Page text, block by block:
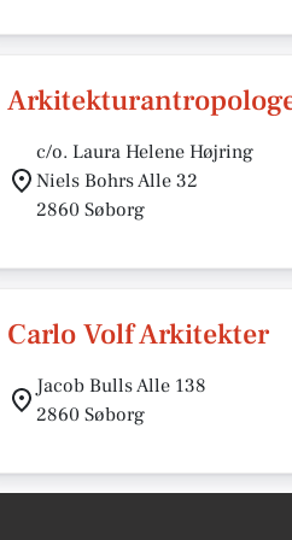
c/o. Laura Helene Højring
Niels Bohrs Alle 32
2860 Søborg
Carlo Volf Arkitekter
Jacob Bulls Alle 138
2860 Søborg